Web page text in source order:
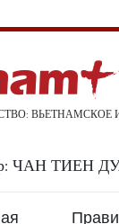
ЧАН ТИЕН